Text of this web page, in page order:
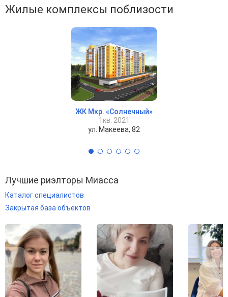
Жилые комплексы поблизости
ЖК Мкр. «Солнечный»
1кв. 2021
ул. Макеева, 82
Лучшие риэлторы Миасса
Каталог специалистов
Закрытая база объектов